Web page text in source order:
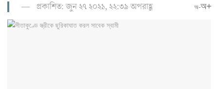
প্রকাশিত: জুন ২৭ ২০২১, ২২:৩৯ অপরাহ্ণ অ-অ+